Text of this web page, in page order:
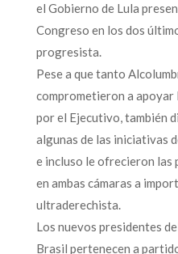
el Gobierno de Lula
Congreso en los dos
progresista.
Pese a que tanto
comprometieron a
por el Ejecutivo, también
algunas de las iniciativas
e incluso le ofrecieron las
en ambas cámaras a
ultraderechista.
Los nuevos presidentes
Brasil pertenecen a